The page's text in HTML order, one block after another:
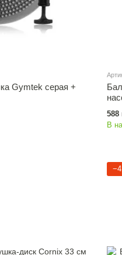
Gymtek серая +
588
В